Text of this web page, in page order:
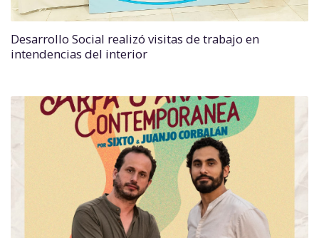
Desarrollo Social realizó visitas de trabajo en
intendencias del interior